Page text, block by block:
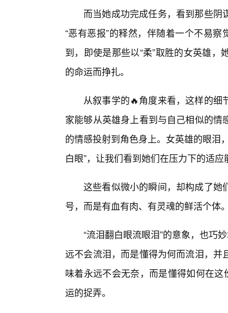
而当她成功完成任务，看到那些
“恶有恶报”的释然，伴随着一个不易
到，即使是那些以“柔”取胜的女英雄
的命运而挣扎。
从叙事学的🔥角度来看，这样的
家能够从英雄身上看到与自己相似的
的情感投射到角色身上。女英雄的眼泪
白眼”，让我们看到她们在压力下的适
这些看似微小的瞬间，却构成了她
号，而是有血有肉、有灵魂的鲜活个体
“流泪翻白眼流眼泪”的意象，也巧
远不会流泪，而是懂得为何而流泪，
味着永远不会无奈，而是懂得如何在
运的捉弄。